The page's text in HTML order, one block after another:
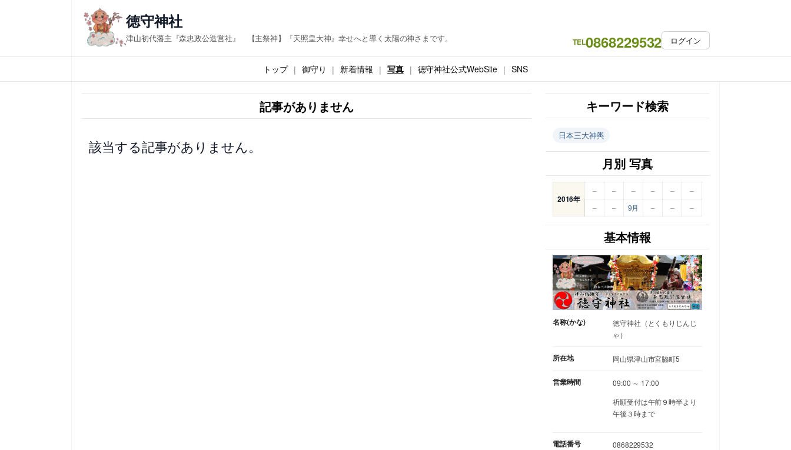
ス
キ
徳守神社
津山初代藩主『森忠政公造営社』 【主祭神】『天照皇大神』幸せへと導く太陽の神さまです。 TEL0868229532 ログイン
トップ 御守り 新着情報 写真 徳守神社公式WebSite SNS
記事がありません
該当する記事がありません。
キーワード検索
日本三大神輿
月別 写真
2016年
– – – – –
–
–
– 9月 – – –
基本情報
名称(かな)
徳守神社（とくもりじんじ
ゃ）
所在地 岡山県津山市宮脇町5
営業時間
09:00 ～ 17:00
祈願受付は午前９時半より
午後３時まで
電話番号 0868229532